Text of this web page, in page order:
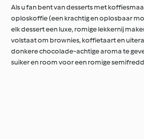
Als u fan bent van desserts met
oploskoffie (een krachtig en oplosbaar
elk dessert een luxe, romige lekkernij
volstaat om brownies, koffietaart en
donkere chocolade-achtige aroma te
suiker en room voor een romige